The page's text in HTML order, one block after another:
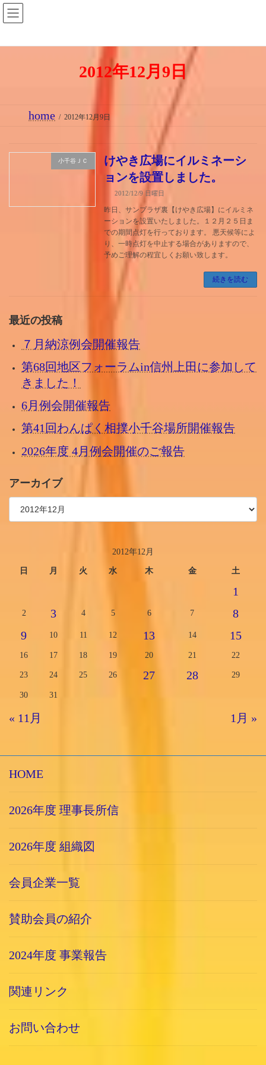
コ
ン
プ
ナ
ビ
動
2012年12月9日
home 2012年12月9日
小千谷ＪＣ
けやき広場にイルミネーシ
ョンを設置しました。
2012/12/9 日曜日
昨日、サンプラザ裏【けやき広場】にイルミネ
ーションを設置いたしました。１２月２５日ま
での期間点灯を行っております。 悪天候等によ
り、一時点灯を中止する場合がありますので、
予めご理解の程宜しくお願い致します。
続きを読む
最近の投稿
７月納涼例会開催報告
第68回地区フォーラムin信州上田に参加して
きました！
6月例会開催報告
第41回わんぱく相撲小千谷場所開催報告
2026年度 4月例会開催のご報告
アーカイブ
2012年12月
日 月 火 水 木 金 土
1
2 3 4 5 6 7
8
9
10 11 12 13 14 15
16 17 18 19 20 21 22
23 24 25 26 27 28 29
30 31
« 11月 1月 »
HOME
2026年度 理事長所信
2026年度 組織図
会員企業一覧
賛助会員の紹介
2024年度 事業報告
関連リンク
お問い合わせ